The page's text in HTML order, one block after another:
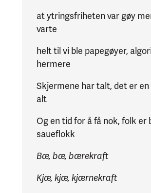
at ytringsfriheten var gøy
varte
helt til vi ble papegøyer,
hermere
Skjermene har talt, det er
alt
Og en tid for å få nok, folk er
saueflokk
Bæ, bæ, bærekraft
Kjæ, kjæ, kjærnekraft